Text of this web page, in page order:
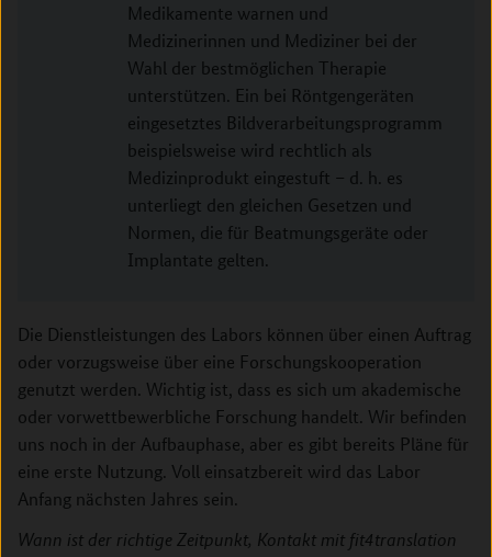
Medikamente warnen und
Medizinerinnen und Mediziner bei der
Wahl der bestmöglichen Therapie
unterstützen. Ein bei Röntgengeräten
eingesetztes Bildverarbeitungsprogramm
beispielsweise wird rechtlich als
Medizinprodukt eingestuft – d. h. es
unterliegt den gleichen Gesetzen und
Normen, die für Beatmungsgeräte oder
Implantate gelten.
Die Dienstleistungen des Labors können über einen Auftrag
oder vorzugsweise über eine Forschungskooperation
genutzt werden. Wichtig ist, dass es sich um akademische
oder vorwettbewerbliche Forschung handelt. Wir befinden
uns noch in der Aufbauphase, aber es gibt bereits Pläne für
eine erste Nutzung. Voll einsatzbereit wird das Labor
Anfang nächsten Jahres sein.
Wann ist der richtige Zeitpunkt, Kontakt mit fit4translation